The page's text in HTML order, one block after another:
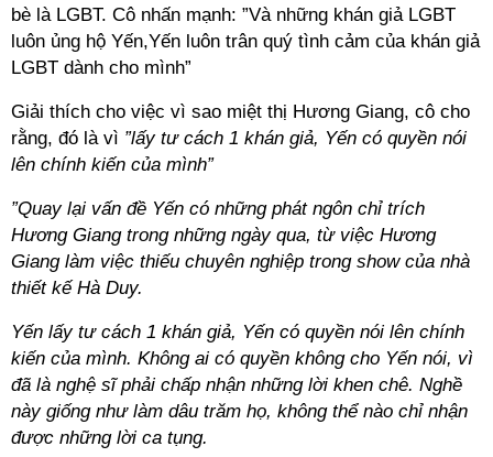
bè là LGBT. Cô nhấn mạnh: ”Và những khán giả LGBT
luôn ủng hộ Yến,Yến luôn trân quý tình cảm của khán giả
LGBT dành cho mình”
Giải thích cho việc vì sao miệt thị Hương Giang, cô cho
rằng, đó là vì ”lấy tư cách 1 khán giả, Yến có quyền nói
lên chính kiến của mình”
”Quay lại vấn đề Yến có những phát ngôn chỉ trích
Hương Giang trong những ngày qua, từ việc Hương
Giang làm việc thiếu chuyên nghiệp trong show của nhà
thiết kế Hà Duy.
Yến lấy tư cách 1 khán giả, Yến có quyền nói lên chính
kiến của mình. Không ai có quyền không cho Yến nói, vì
đã là nghệ sĩ phải chấp nhận những lời khen chê. Nghề
này giống như làm dâu trăm họ, không thể nào chỉ nhận
được những lời ca tụng.